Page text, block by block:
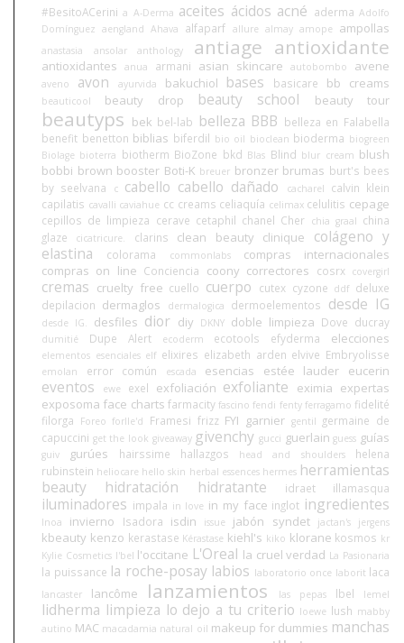
#BesitoACerini a A-Derma aceites ácidos acné aderma Adolfo
Domínguez aengland Ahava alfaparf allure almay amope ampollas
anastasia ansolar anthology antiage antioxidante
antioxidantes anua armani asian skincare autobombo avene
aveno avon ayurvida bakuchiol bases basicare bb creams
beauticool beauty drop beauty school beauty tour
beautyps bek bel-lab belleza BBB belleza en Falabella
benefit benetton biblias biferdil bio oil bioclean bioderma biogreen
Biolage bioterra biotherm BioZone bkd Blas Blind blur cream blush
bobbi brown booster Boti-K breuer bronzer brumas burt's bees
by seelvana
c cabello cabello dañado cacharel
calvin klein
capilatis cavalli caviahue cc creams celiaquía celimax celulitis cepage
cepillos de limpieza cerave cetaphil chanel Cher chia graal china
glaze
cicatricure. clarins clean beauty clinique
colágeno y
elastina
colorama commonlabs
compras internacionales
compras on line Conciencia coony correctores cosrx covergirl
cremas cruelty free cuello cuerpo cutex cyzone ddf deluxe
depilacion dermaglos dermalogica dermoelementos desde IG
desde IG. desfiles dior diy DKNY doble limpieza Dove ducray
dumitié Dupe Alert ecoderm ecotools efyderma elecciones
elementos esenciales elf elixires elizabeth arden elvive Embryolisse
emolan error común escada esencias estée lauder eucerin
eventos ewe exel exfoliación exfoliante eximia expertas
exposoma face charts farmacity fascino fendi fenty ferragamo fidelité
filorga
Foreo forlle'd Framesi frizz FYI garnier gentil germaine de
capuccini get the look giveaway givenchy gucci guerlain guess guías
guiv gurúes hairssime hallazgos head and shoulders
helena
rubinstein heliocare hello skin herbal essences hermes herramientas
beauty
hidratación hidratante idraet illamasqua
iluminadores impala in love in my face inglot ingredientes
Inoa invierno Isadora isdin issue jabón syndet jactan's jergens
kbeauty kenzo kerastase Kérastase kiehl's kiko klorane kosmos kr
Kylie Cosmetics l'bel l'occitane L'Oreal la cruel verdad La Pasionaria
la puissance la roche-posay labios laboratorio once laborit laca
lancaster lancôme lanzamientos las pepas lbel lemel
lidherma limpieza lo dejo a tu criterio loewe lush mabby
autino MAC macadamia natural oil makeup for dummies manchas